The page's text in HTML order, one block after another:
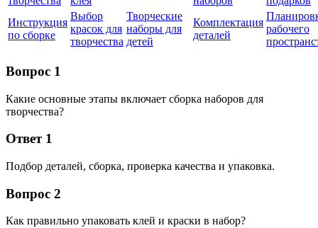
Инструкция
по сборке
Выбор
красок для
творчества
Творческие
наборы для
детей
Комплектация
деталей
рабочего
Вопрос 1
Какие основные этапы включает сборка наборов для
творчества?
Ответ 1
Подбор деталей, сборка, проверка качества и упаковка.
Вопрос 2
Как правильно упаковать клей и краски в набор?